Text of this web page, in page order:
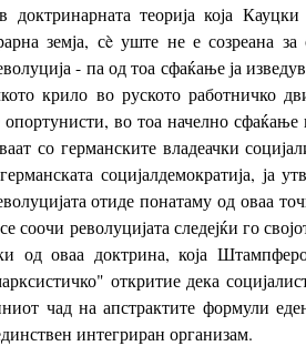
теорија која Кауцки
земја, сè уште не е созреана
- па од тоа сфаќање ја
крило во руското работничко
во тоа начелно сфаќање
со германските владеачки
социјалдемократија, ја
отиде понатаму од оваа
револуцијата следејќи го
од оваа доктрина, која
откритие дека
чад на апстрактите формули
интегриран организам.